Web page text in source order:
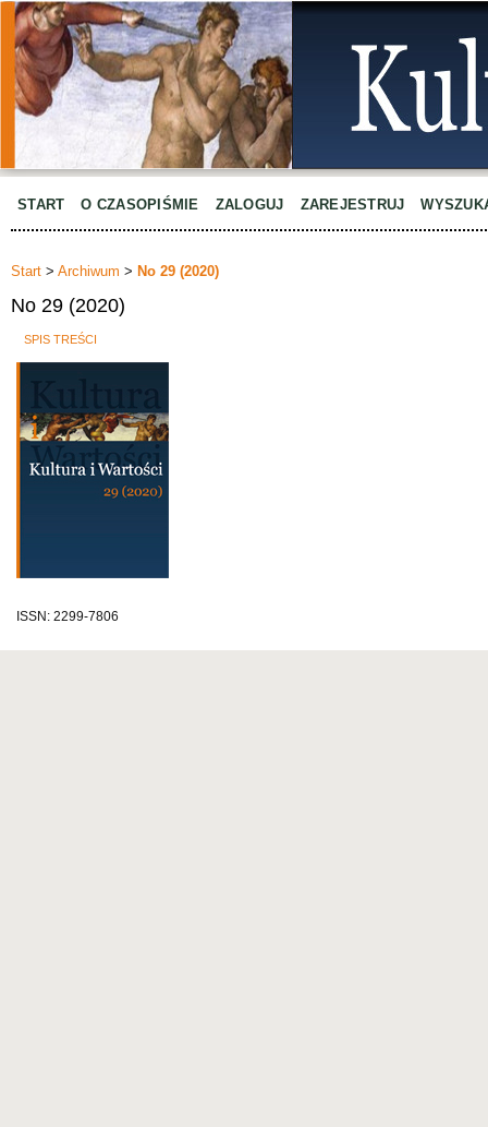
START O CZASOPIŚMIE ZALOGUJ ZAREJESTRUJ
Start > Archiwum > No 29 (2020)
No 29 (2020)
SPIS TREŚCI
ISSN: 2299-7806